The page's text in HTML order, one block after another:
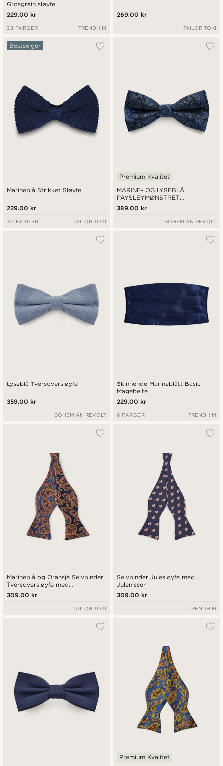
Grosgrain sløyfe
229.00 kr
23 FARGER TRENDHIM
269.00 kr
TAILOR TOKI
Marineblå Strikket Sløyfe
Bestselger
229.00 kr
30 FARGER TAILOR TOKI
MARINE- OG LYSEBLÅ
PAYSLEYMØNSTRET
FERDIGKNYTTET SLØYFE
Premium Kvalitet
389.00 kr
BOHEMIAN REVOLT
Lyseblå Tversoversløyfe
359.00 kr
BOHEMIAN REVOLT
Skinnende Marineblått Basic
Magebelte
229.00 kr
6 FARGER TRENDHIM
Marineblå og Oransje Selvbinder
Tversoversløyfe med
Paisleymønster
309.00 kr
TAILOR TOKI
Selvbinder Julesløyfe med
Julenisser
309.00 kr
TRENDHIM
Premium Kvalitet